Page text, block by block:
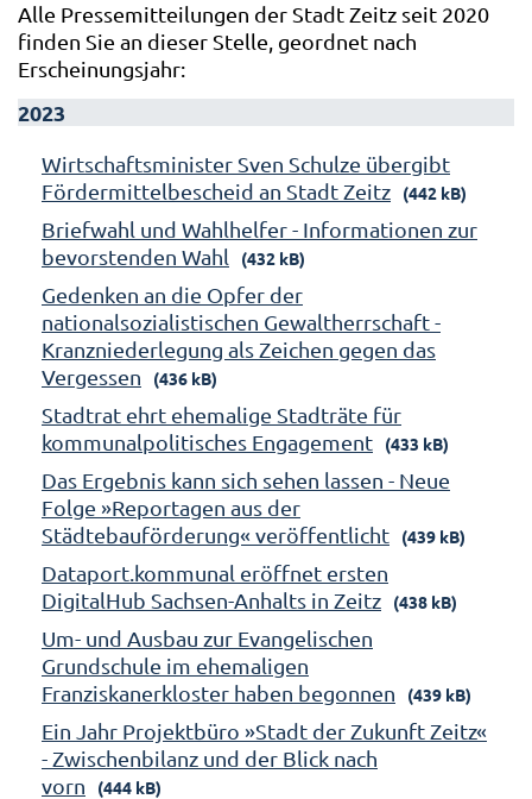
Alle Pressemitteilungen der Stadt Zeitz seit 2020
finden Sie an dieser Stelle, geordnet nach
Erscheinungsjahr:
2023
Wirtschaftsminister Sven Schulze übergibt
Fördermittelbescheid an Stadt Zeitz
(442 kB)
Briefwahl und Wahlhelfer - Informationen zur
bevorstenden Wahl
(432 kB)
Gedenken an die Opfer der
nationalsozialistischen Gewaltherrschaft -
Kranzniederlegung als Zeichen gegen das
Vergessen
(436 kB)
Stadtrat ehrt ehemalige Stadträte für
kommunalpolitisches Engagement
(433 kB)
Das Ergebnis kann sich sehen lassen - Neue
Folge »Reportagen aus der
Städtebauförderung« veröffentlicht
(439 kB)
Dataport.kommunal eröffnet ersten
DigitalHub Sachsen-Anhalts in Zeitz
(438 kB)
Um- und Ausbau zur Evangelischen
Grundschule im ehemaligen
Franziskanerkloster haben begonnen
(439 kB)
Ein Jahr Projektbüro »Stadt der Zukunft Zeitz«
- Zwischenbilanz und der Blick nach
vorn
(444 kB)